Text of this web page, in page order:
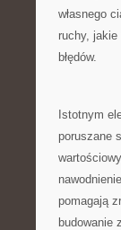
własnego
ruchy,
błędów.
Istotnym
poruszane
pomagają
budowanie